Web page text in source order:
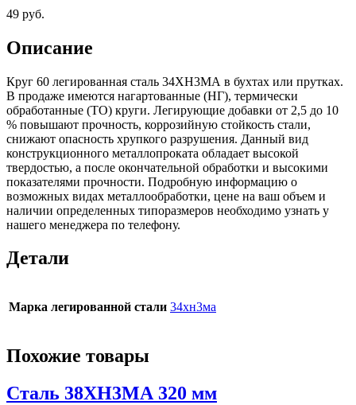
49 руб.
Описание
Круг 60 легированная сталь 34ХН3МА в бухтах или прутках.
В продаже имеются нагартованные (НГ), термически
обработанные (ТО) круги. Легирующие добавки от 2,5 до 10
% повышают прочность, коррозийную стойкость стали,
снижают опасность хрупкого разрушения. Данный вид
конструкционного металлопроката обладает высокой
твердостью, а после окончательной обработки и высокими
показателями прочности. Подробную информацию о
возможных видах металлообработки, цене на ваш объем и
наличии определенных типоразмеров необходимо узнать у
нашего менеджера по телефону.
Детали
Марка легированной стали 34хн3ма
Похожие товары
Сталь 38ХН3МА 320 мм